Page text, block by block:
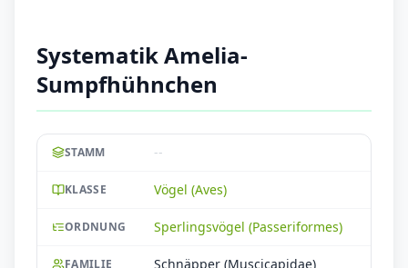
Systematik Amelia-
Sumpfhühnchen
STAMM --
KLASSE Vögel (Aves)
ORDNUNG Sperlingsvögel (Passeriformes)
FAMILIE Schnäpper (Muscicapidae)